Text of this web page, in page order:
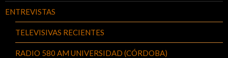
ENTREVISTAS
TELEVISIVAS RECIENTES
RADIO 580 AM UNIVERSIDAD (CÓRDOBA)